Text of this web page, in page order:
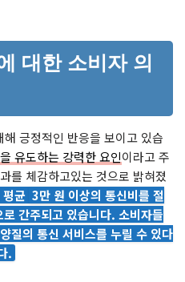
대한 소비자 의
긍정적인 반응을 보이고 있습
유도하는 강력한 요인이라고 주
를 체감하고있는 것으로 밝혀졌
균 3만 원 이상의 통신비를 절
간주되고 있습니다. 소비자들
질의 통신 서비스를 누릴 수 있다
.